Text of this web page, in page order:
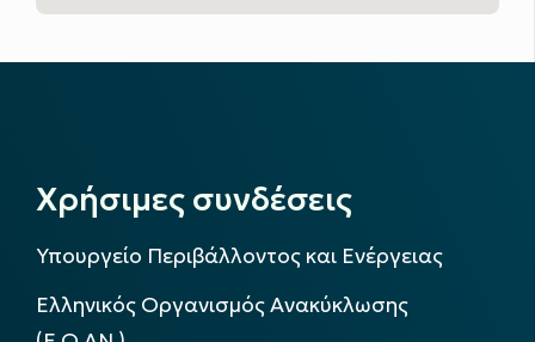
Χρήσιμες συνδέσεις
Υπουργείο Περιβάλλοντος και Ενέργειας
Ελληνικός Οργανισμός Ανακύκλωσης